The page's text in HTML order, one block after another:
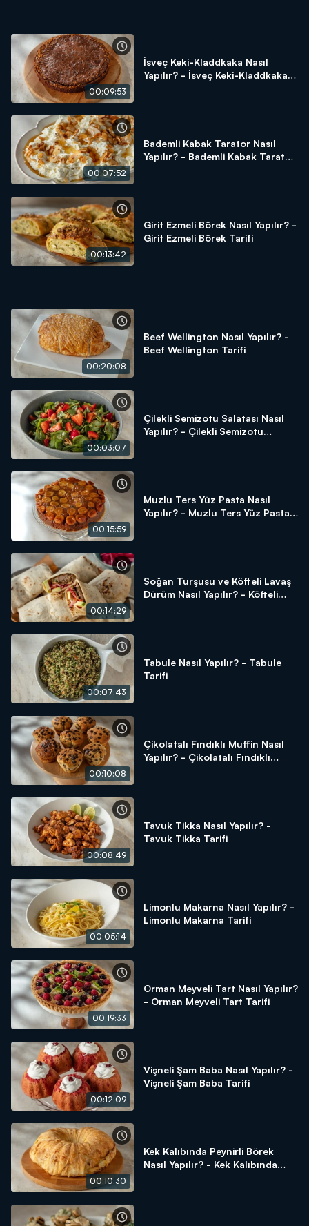
00:09:53
İsveç Keki-Kladdkaka Nasıl
Yapılır? - İsveç Keki-Kladdkaka
00:07:52
Bademli Kabak Tarator Nasıl
Yapılır? - Bademli Kabak Tarator
00:13:42
Girit Ezmeli Börek Nasıl Yapılır? -
Girit Ezmeli Börek Tarifi
00:20:08
Beef Wellington Nasıl Yapılır? -
Beef Wellington Tarifi
00:03:07
Çilekli Semizotu Salatası Nasıl
Yapılır? - Çilekli Semizotu
00:15:59
Muzlu Ters Yüz Pasta Nasıl
Yapılır? - Muzlu Ters Yüz Pasta
00:14:29
Soğan Turşusu ve Köfteli Lavaş
Dürüm Nasıl Yapılır? - Köfteli
00:07:43
Tabule Nasıl Yapılır? - Tabule
Tarifi
00:10:08
Çikolatalı Fındıklı Muffin Nasıl
Yapılır? - Çikolatalı Fındıklı
00:08:49
Tavuk Tikka Nasıl Yapılır? -
Tavuk Tikka Tarifi
00:05:14
Limonlu Makarna Nasıl Yapılır? -
Limonlu Makarna Tarifi
00:19:33
Orman Meyveli Tart Nasıl Yapılır?
- Orman Meyveli Tart Tarifi
00:12:09
Vişneli Şam Baba Nasıl Yapılır? -
Vişneli Şam Baba Tarifi
00:10:30
Kek Kalıbında Peynirli Börek
Nasıl Yapılır? - Kek Kalıbında